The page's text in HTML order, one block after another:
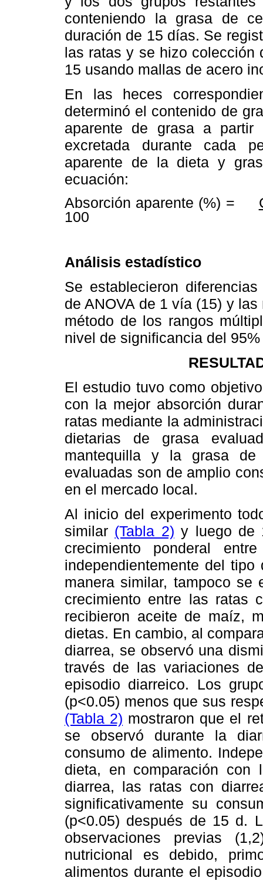
conteniendo la grasa de
duración de 15 días. Se
las ratas y se hizo colección
15 usando mallas de acero
En las heces
determinó el contenido de
aparente de grasa a
excretada durante cada
aparente de la dieta y
ecuación:
Absorción aparente (%) =
100
Análisis estadístico
Se establecieron
de ANOVA de 1 vía (15) y
método de los rangos
nivel de significancia del
El estudio tuvo como
con la mejor absorción
ratas mediante la
dietarias de grasa
mantequilla y la grasa
evaluadas son de amplio
en el mercado local.
Al inicio del experimento
similar (Tabla 2) y luego de
crecimiento ponderal
independientemente del
manera similar, tampoco se
crecimiento entre las ratas
recibieron aceite de maíz,
dietas. En cambio, al
diarrea, se observó una
través de las variaciones
episodio diarreico. Los
(p<0.05) menos que sus
(Tabla 2) mostraron que el
se observó durante la
consumo de alimento.
dieta, en comparación con
diarrea, las ratas con
significativamente su
(p<0.05) después de 15 d.
observaciones previas
nutricional es debido,
alimentos durante el